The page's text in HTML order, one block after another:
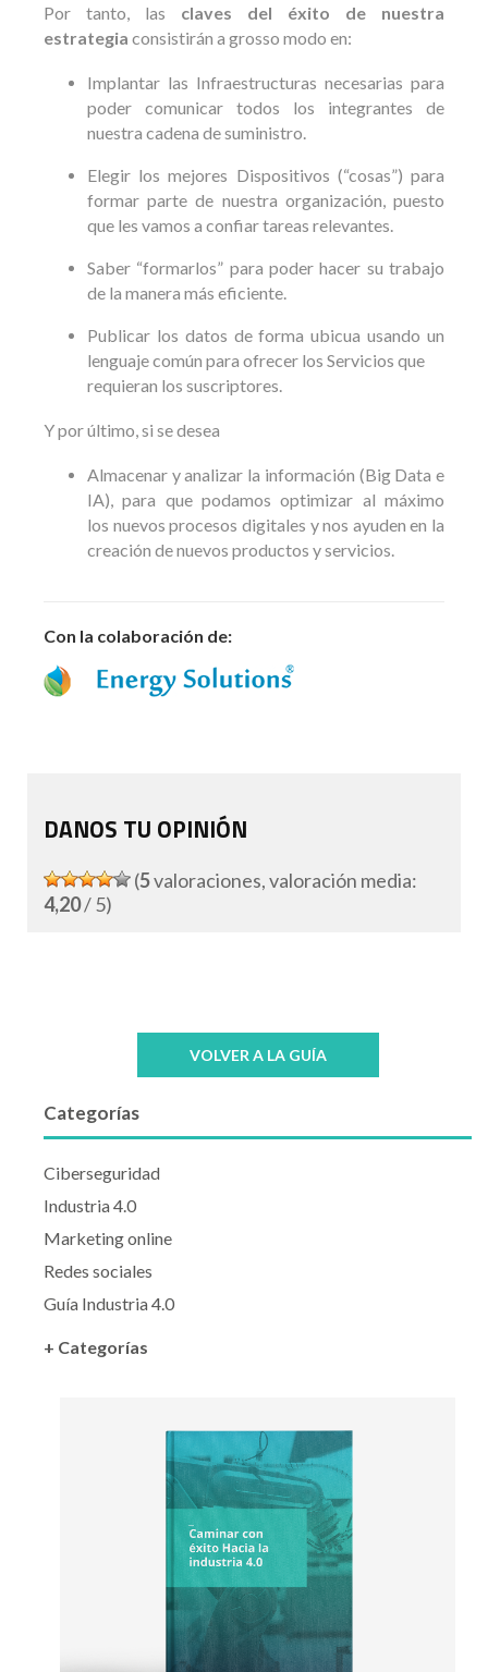
Por tanto, las claves del éxito de nuestra
estrategia consistirán a grosso modo en:
Implantar las Infraestructuras necesarias para
poder comunicar todos los integrantes de
nuestra cadena de suministro.
Elegir los mejores Dispositivos (“cosas”) para
formar parte de nuestra organización, puesto
que les vamos a confiar tareas relevantes.
Saber “formarlos” para poder hacer su trabajo
de la manera más eficiente.
Publicar los datos de forma ubicua usando un
lenguaje común para ofrecer los Servicios que
requieran los suscriptores.
Y por último, si se desea
Almacenar y analizar la información (Big Data e
IA), para que podamos optimizar al máximo
los nuevos procesos digitales y nos ayuden en la
creación de nuevos productos y servicios.
Con la colaboración de:
DANOS TU OPINIÓN
(5valoraciones, valoración media:
4,20/ 5)
VOLVER A LA GUÍA
Categorías
Ciberseguridad
Industria 4.0
Marketing online
Redes sociales
Guía Industria 4.0
+ Categorías